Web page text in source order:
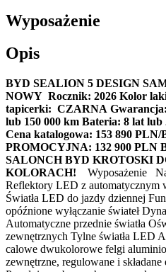
Wyposażenie
Opis
BYD SEALION 5 DESIGN
NOWY Rocznik: 2026 Kolor
tapicerki: CZARNA Gwarancja:
lub 150 000 km Bateria: 8 lat lub
Cena katalogowa: 153 890
PROMOCYJNA: 132 900 PLN
SALONCH BYD KROTOSKI
KOLORACH!
Wyposażenie
Reflektory LED z automatycznym
Światła LED do jazdy dziennej
opóźnione wyłączanie świateł
Automatyczne przednie światła
zewnętrznych Tylne światła LED
calowe dwukolorowe felgi
zewnętrzne, regulowane i